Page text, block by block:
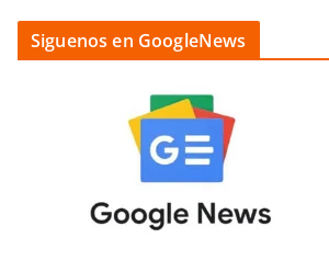
Siguenos en GoogleNews